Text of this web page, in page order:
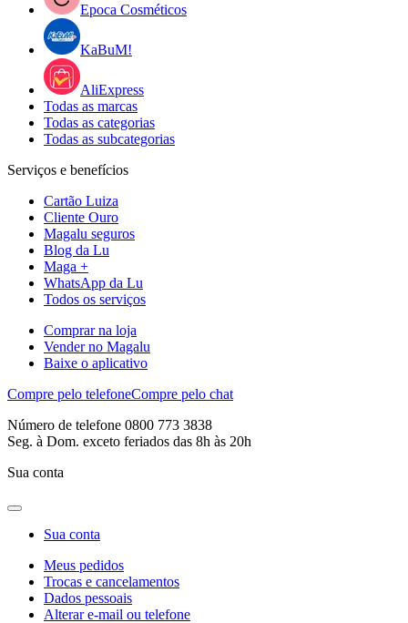
Epoca Cosméticos
KaBuM!
AliExpress
Todas as marcas
Todas as categorias
Todas as subcategorias
Serviços e benefícios
Cartão Luiza
Cliente Ouro
Magalu seguros
Blog da Lu
Maga +
WhatsApp da Lu
Todos os serviços
Comprar na loja
Vender no Magalu
Baixe o aplicativo
Compre pelo telefoneCompre pelo chat
Número de telefone 0800 773 3838
Seg. à Dom. exceto feriados das 8h às 20h
Sua conta
Sua conta
Meus pedidos
Trocas e cancelamentos
Dados pessoais
Alterar e-mail ou telefone